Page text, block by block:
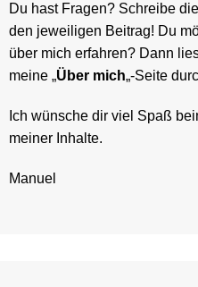
Du hast Fragen? Schreibe
den jeweiligen Beitrag! Du
über mich erfahren? Dann
meine „Über mich„-Seite
Ich wünsche dir viel Spaß
meiner Inhalte.
Manuel